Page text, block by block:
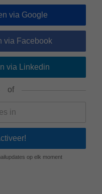
via Google
via Facebook
via Linkedin
of
op elk moment